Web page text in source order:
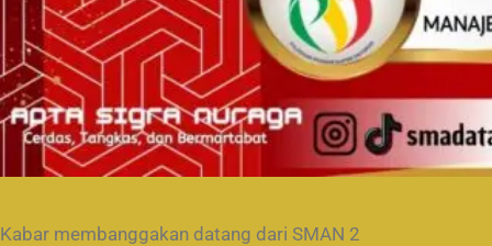
Kabar membanggakan datang dari SMAN 2